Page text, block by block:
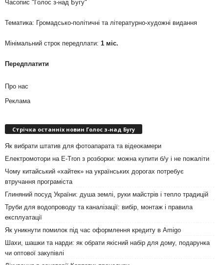
Часопис "Голос з-над Бугу"
Тематика: Громадсько-політичні та літературно-художні видання
Мінімальний строк передплати: 1 міс.
Передплатити
Про нас
Реклама
Стрічка останніх новин Голос з-над Бугу
Як вибрати штатив для фотоапарата та відеокамери
Електромотори на E-Tron з розборки: можна купити б/у і не пожаліти
Чому китайський «хайтек» на українських дорогах потребує
втручання програміста
Глиняний посуд України: душа землі, руки майстрів і тепло традицій
Труби для водопроводу та каналізації: вибір, монтаж і правила
експлуатації
Як уникнути помилок під час оформлення кредиту в Amigo
Шахи, шашки та нарди: як обрати якісний набір для дому, подарунка
чи оптової закупівлі